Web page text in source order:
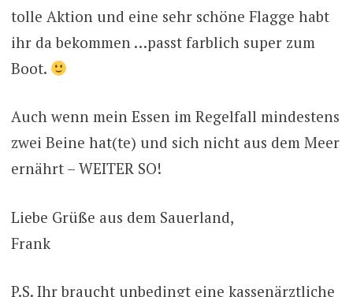
tolle Aktion und eine sehr schöne Flagge habt
ihr da bekommen …passt farblich super zum
Boot.
Auch wenn mein Essen im Regelfall mindestens
zwei Beine hat(te) und sich nicht aus dem Meer
ernährt – WEITER SO!
Liebe Grüße aus dem Sauerland,
Frank
P.S. Ihr braucht unbedingt eine kassenärztliche